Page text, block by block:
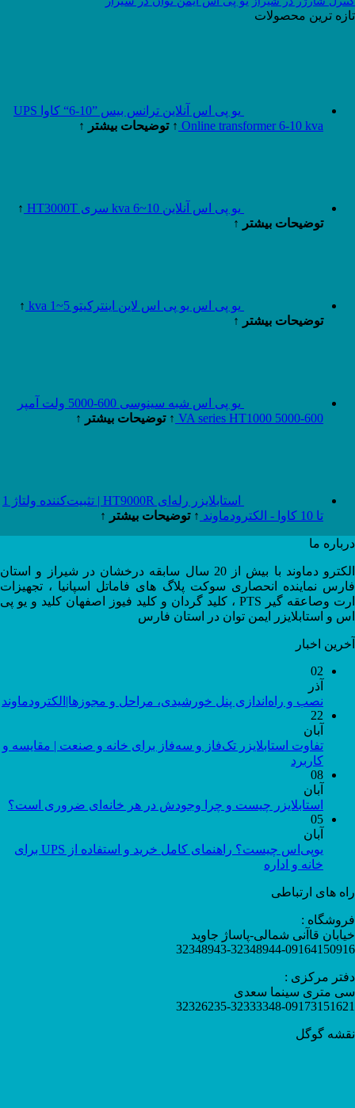
تازه ترین محصولات
یو پی اس آنلاین ترانس بیس ”10-6“ کاوا UPS
Online transformer 6-10 kva ↑ توضیحات بیشتر ↑
یو پی اس آنلاین 10~6 kva سری HT3000T
↑
توضیحات بیشتر ↑
یو پی اس یو پی اس لاین اینترکیتو 5~1 kva
↑
توضیحات بیشتر ↑
یو پی اس شبه سینوسی 600-5000 ولت آمپر
600-5000 VA series HT1000
↑ توضیحات بیشتر ↑
استابلایزر رله‌ای HT9000R | تثبیت‌کننده ولتاژ 1
تا 10 کاوا - الکترودماوند
↑ توضیحات بیشتر ↑
درباره ما
الکترو دماوند با بیش از 20 سال سابقه درخشان در شیراز و استان
فارس نماینده انحصاری سوکت پلاگ های فاماتل اسپانیا ، تجهیزات
ارت وصاعقه گیر PTS ، کلید گردان و کلید فیوز اصفهان کلید و یو پی
اس و استابلایزر ایمن توان در استان فارس
آخرین اخبار
02
آذر
نصب و راه‌اندازی پنل خورشیدی، مراحل و مجوزها|الکترودماوند
22
آبان
تفاوت استابلایزر تک‌فاز و سه‌فاز برای خانه و صنعت | مقایسه و
کاربرد
08
آبان
استابلایزر چیست و چرا وجودش در هر خانه‌ای ضروری است؟
05
آبان
یوپی‌اس چیست؟ راهنمای کامل خرید و استفاده از UPS برای
خانه و اداره
راه های ارتباطی
فروشگاه :
خیابان قاآنی شمالی-پاساژ جاوید
32348943-32348944-09164150916
دفتر مرکزی :
سی متری سینما سعدی
32326235-32333348-09173151621
نقشه گوگل